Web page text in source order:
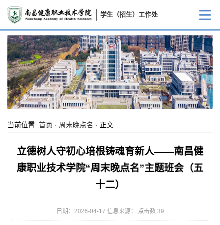
学生（招生）工作处
当前位置: 首页 · 周末晚点名 · 正文
立德树人守初心培根铸魂育新人——南昌健
康职业技术学院“周末晚点名”主题班会（五
十二）
日期：2026-04-17 信息来源： 点击数:39